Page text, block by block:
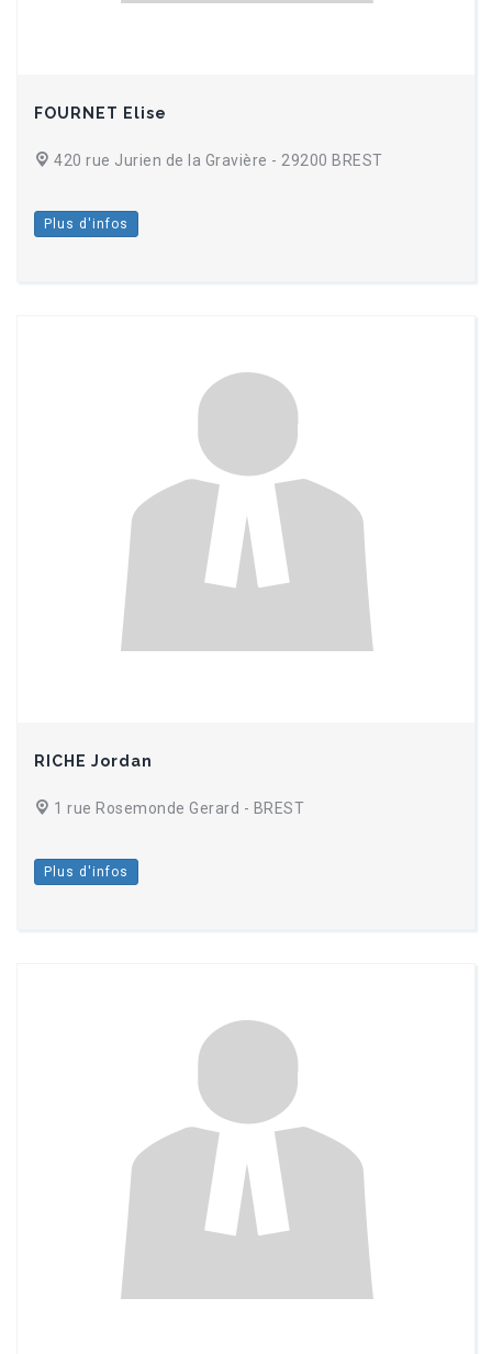
FOURNET Elise
420 rue Jurien de la Gravière - 29200 BREST
Plus d'infos
RICHE Jordan
1 rue Rosemonde Gerard - BREST
Plus d'infos